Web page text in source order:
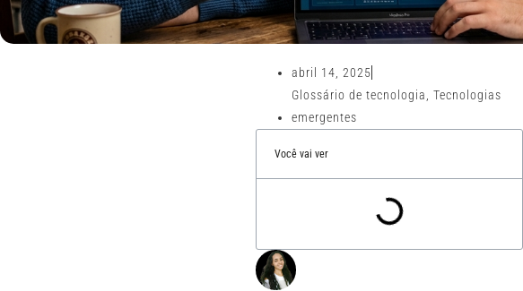
abril 14, 2025
Glossário de tecnologia, Tecnologias
emergentes
Você vai ver